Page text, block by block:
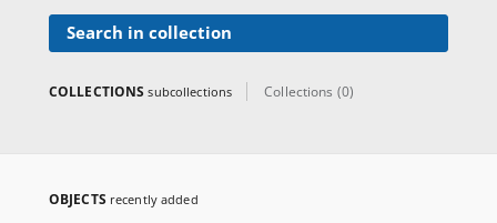
A3. W 1983 r. pojawił się
Ostatni numer pojawił się w
1989 r., a część redakcji
Search in collection
COLLECTIONSsubcollections Collections (0)
OBJECTS recently added